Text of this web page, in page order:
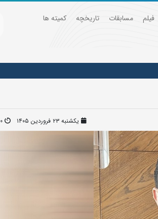
فیلم مسابقات تاریخچه
کمیته ها
یکشنبه ۲۳ فروردین ۱۴۰۵